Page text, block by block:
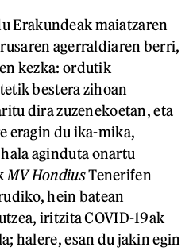
Erakundeak maiatzaren
agerraldiaren berri,
kezka: ordutik
bestera zihoan
dira zuzenekoetan, eta
eragin du ika-mika,
aginduta onartu
MV HondiusTenerifen
hein batean
iritzita COVID-19ak
halere, esan du jakin egin